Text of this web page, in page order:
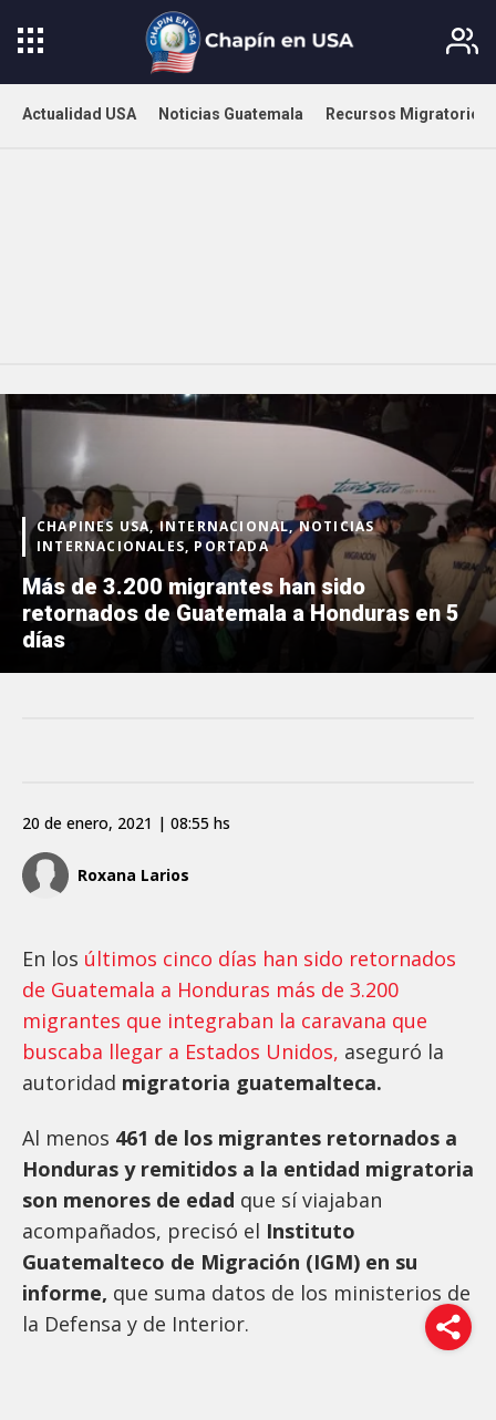
Actualidad USA Noticias Guatemala Recursos Migratorios
CHAPINES USA, INTERNACIONAL, NOTICIAS
INTERNACIONALES, PORTADA
Más de 3.200 migrantes han sido
retornados de Guatemala a Honduras en 5
días
Roxana Larios
20 de enero, 2021 | 08:55 hs
En los últimos cinco días han sido retornados
de Guatemala a Honduras más de 3.200
migrantes que integraban la caravana que
buscaba llegar a Estados Unidos, aseguró la
autoridad migratoria guatemalteca.
Al menos 461 de los migrantes retornados a
Honduras y remitidos a la entidad migratoria
son menores de edad que sí viajaban
acompañados, precisó el Instituto
Guatemalteco de Migración (IGM) en su
informe, que suma datos de los ministerios de
la Defensa y de Interior.